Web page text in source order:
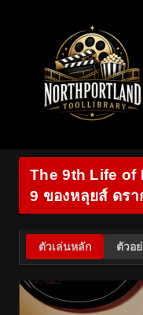
The 9th Life of
9 ของหลุยส์ ดร
ตัวเล่นหลัก ตัวอ